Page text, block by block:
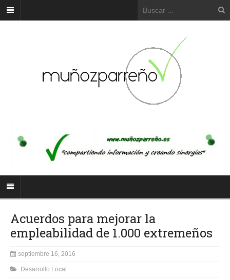
Acuerdos para mejorar la
empleabilidad de 1.000 extremeños
septiembre 16, 2016
Desarrollo Local